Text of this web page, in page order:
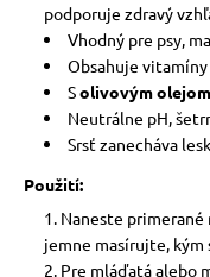
podporuje zdravý
Vhodný pre psy,
Obsahuje vitamíny
Solivovým olejom
Neutrálne pH,
Srsť zanecháva
Použití:
Naneste primerané
jemne masírujte, kým
Pre mláďatá alebo